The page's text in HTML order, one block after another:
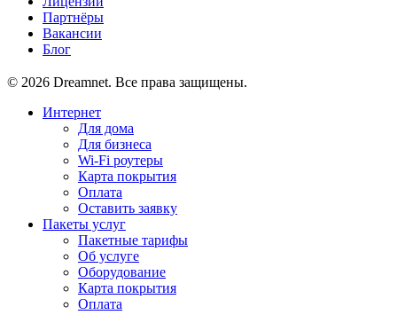
Партнёры
Вакансии
Блог
© 2026 Dreamnet. Все права защищены.
Интернет
Для дома
Для бизнеса
Wi-Fi роутеры
Карта покрытия
Оплата
Оставить заявку
Пакеты услуг
Пакетные тарифы
Об услуге
Оборудование
Карта покрытия
Оплата